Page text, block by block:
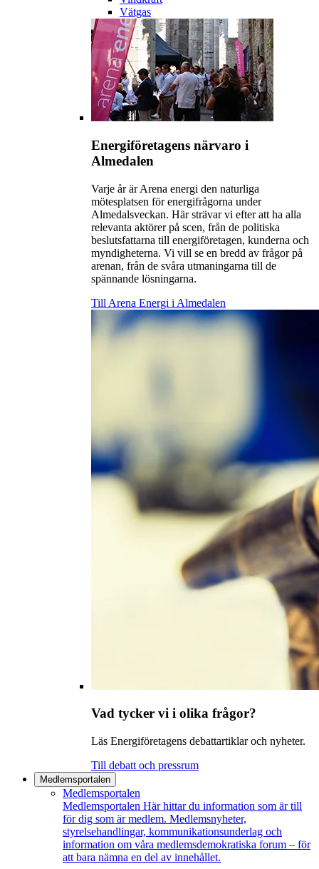
Vätgas
Energiföretagens närvaro i
Almedalen
Varje år är Arena energi den naturliga
mötesplatsen för energifrågorna under
Almedalsveckan. Här strävar vi efter att ha alla
relevanta aktörer på scen, från de politiska
beslutsfattarna till energiföretagen, kunderna och
myndigheterna. Vi vill se en bredd av frågor på
arenan, från de svåra utmaningarna till de
spännande lösningarna.
Till Arena Energi i Almedalen
Vad tycker vi i olika frågor?
Läs Energiföretagens debattartiklar och nyheter.
Till debatt och pressrum
Medlemsportalen
Medlemsportalen
Medlemsportalen Här hittar du information som är till
för dig som är medlem. Medlemsnyheter,
styrelsehandlingar, kommunikationsunderlag och
information om våra medlemsdemokratiska forum – för
att bara nämna en del av innehållet.